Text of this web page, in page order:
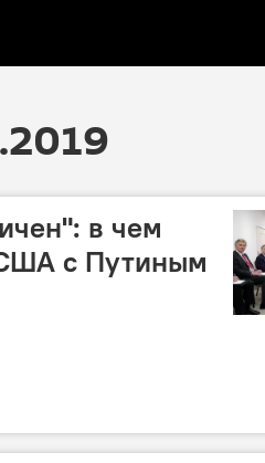
в чем
с Путиным